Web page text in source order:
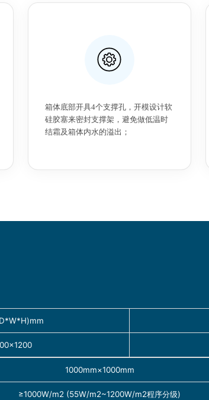
箱体底部开具4个支撑孔，开模设计软
硅胶塞来密封支撑架，避免做低温时
结霜及箱体内水的溢出；
1000mm×1000mm
≥1000W/m2 (55W/m2~1200W/m2程序分级)